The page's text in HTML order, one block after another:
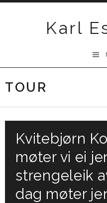
Karl
TOUR
Kvitebjørn
møter vi ei
strengeleik
dag møter